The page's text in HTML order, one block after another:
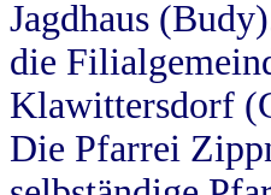
Jagdhaus
die
Klawittersdorf
Die Pfarrei